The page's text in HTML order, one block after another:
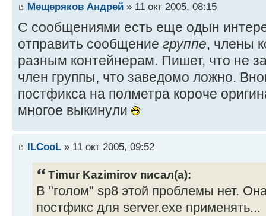
Мещеряков Андрей » 11 окт 2005, 08:15
С сообщениями есть еще одын
отправить сообщение группе, члены
разным контейнерам. Пишет, что не
член группы, что заведомо ложно.
постфикса на полметра короче
многое выкинули
ILCooL » 11 окт 2005, 09:52
Timur Kazimirov писал(а):
В "голом" sp8 этой проблемы нет.
постфикс для server.exe применять...